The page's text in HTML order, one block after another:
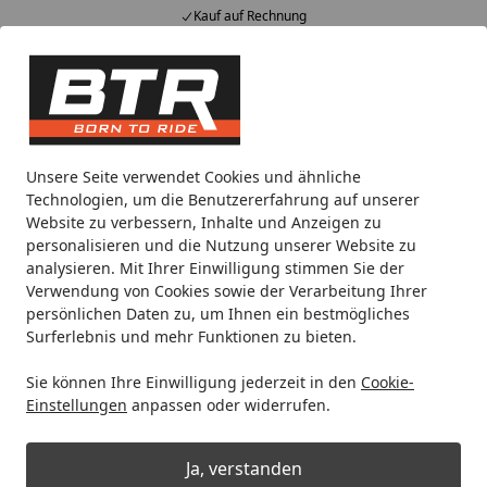
Unsere Seite verwendet Cookies und ähnliche
Technologien, um die Benutzererfahrung auf unserer
Website zu verbessern, Inhalte und Anzeigen zu
personalisieren und die Nutzung unserer Website zu
analysieren. Mit Ihrer Einwilligung stimmen Sie der
Verwendung von Cookies sowie der Verarbeitung Ihrer
persönlichen Daten zu, um Ihnen ein bestmögliches
Surferlebnis und mehr Funktionen zu bieten.
Sie können Ihre Einwilligung jederzeit in den Cookie-
Einstellungen anpassen oder widerrufen.
Ja, verstanden
Kauf auf Rechnung
Alle Produkte
Mein Konto
Suchen
Startseite
Motorradteile & Ersatzteile Auspuff GPR
GPR Endschalldämpfer BMW F 800
Gt 2012/16 EC-Approv. slip-on
exhaust Furore Nero